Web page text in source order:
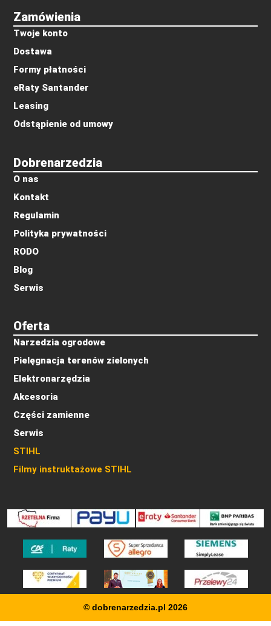
Oferta
Narzedzia ogrodowe
Pielęgnacja terenów zielonych
Elektronarzędzia
Akcesoria
Części zamienne
Serwis
STIHL
Filmy instruktażowe STIHL
Dobrenarzedzia
O nas
Kontakt
Regulamin
Polityka prywatności
RODO
Blog
Serwis
Zamówienia
Twoje konto
Dostawa
Formy płatności
eRaty Santander
Leasing
Odstąpienie od umowy
© dobrenarzedzia.pl 2026